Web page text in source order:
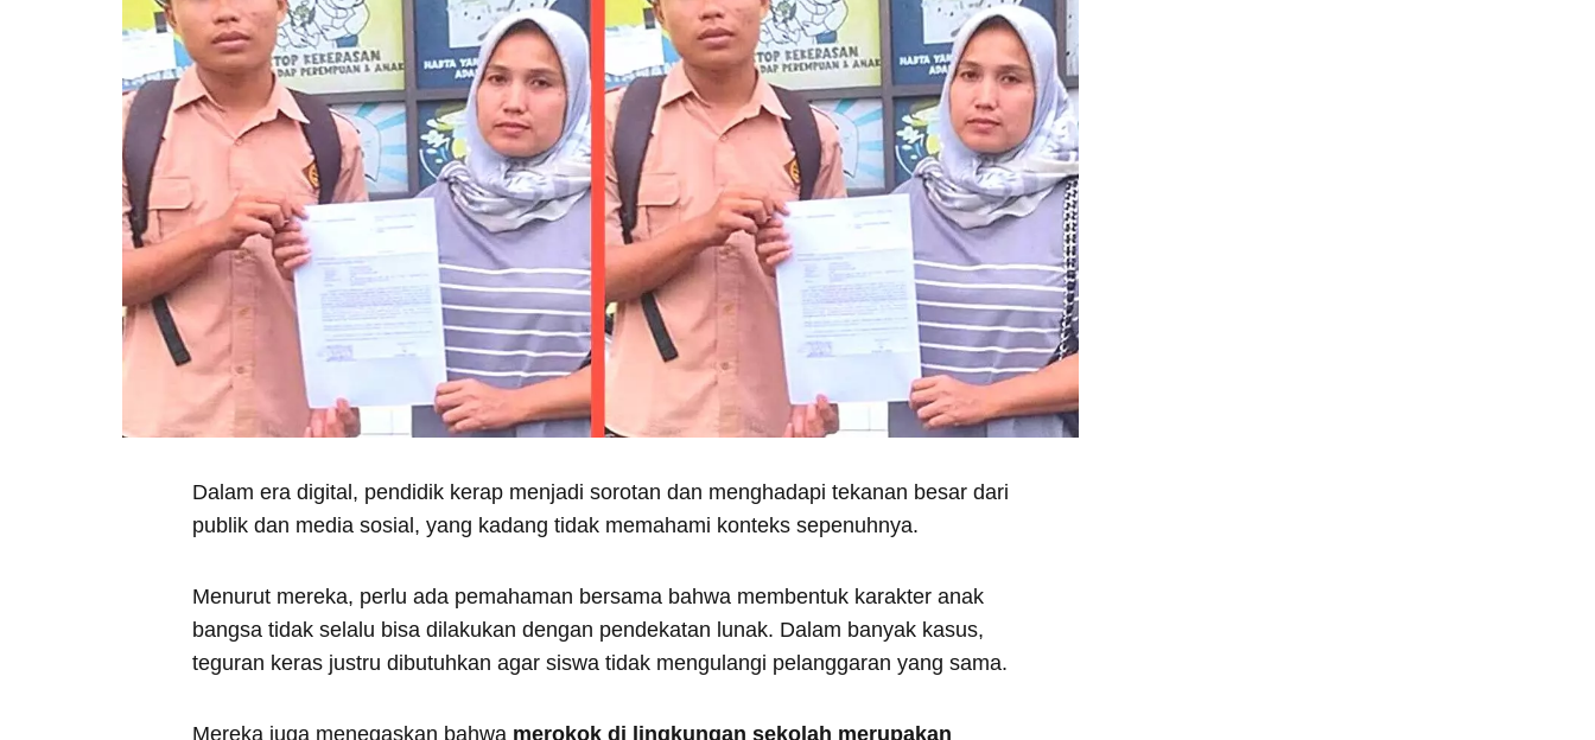
Dalam era digital, pendidik kerap menjadi sorotan dan menghadapi tekanan besar dari
publik dan media sosial, yang kadang tidak memahami konteks sepenuhnya.
Menurut mereka, perlu ada pemahaman bersama bahwa membentuk karakter anak
bangsa tidak selalu bisa dilakukan dengan pendekatan lunak. Dalam banyak kasus,
teguran keras justru dibutuhkan agar siswa tidak mengulangi pelanggaran yang sama.
Mereka juga menegaskan bahwa merokok di lingkungan sekolah merupakan